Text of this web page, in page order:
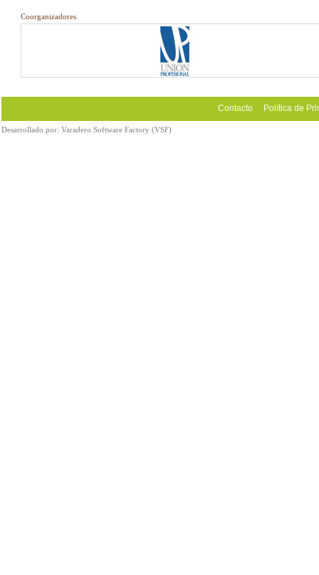
Coorganizadores
Contacto Política de
Desarrollado por: Varadero Software Factory (VSF)